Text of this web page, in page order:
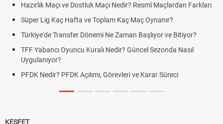
Hazırlık Maçı ve Dostluk Maçı Nedir? Resmî Maçlardan Farkları
Süper Lig Kaç Hafta ve Toplam Kaç Maç Oynanır?
Türkiye'de Transfer Dönemi Ne Zaman Başlıyor ve Bitiyor?
TFF Yabancı Oyuncu Kuralı Nedir? Güncel Sezonda Nasıl
Uygulanıyor?
PFDK Nedir? PFDK Açılımı, Görevleri ve Karar Süreci
KEŞFET